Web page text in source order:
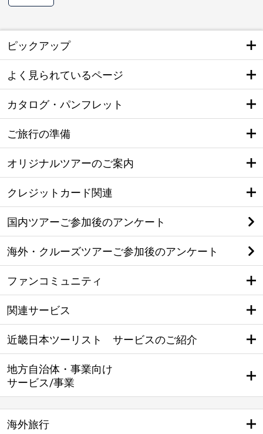
ピックアップ
よく見られているページ
カタログ・パンフレット
ご旅行の準備
オリジナルツアーのご案内
クレジットカード関連
国内ツアーご参加後のアンケート
海外・クルーズツアーご参加後のアンケート
ファンコミュニティ
関連サービス
近畿日本ツーリスト サービスのご紹介
地方自治体・事業向け
サービス/事業
海外旅行